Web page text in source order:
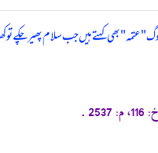
" عتمہ " بھی کہتے ہیں جب سلام پھیر چکے
.